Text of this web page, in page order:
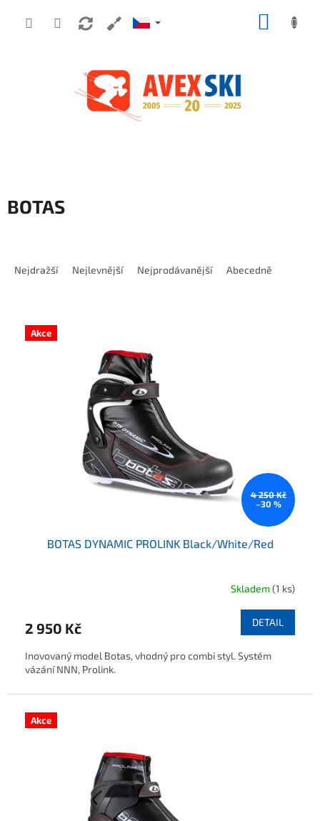
BOTAS
Nejdražší Nejlevnější Nejprodávanější Abecedně
Akce
4 250 Kč
–30 %
BOTAS DYNAMIC PROLINK Black/White/Red
Skladem(1 ks)
2 950 Kč DETAIL
Inovovaný model Botas, vhodný pro combi styl. Systém
vázání NNN, Prolink.
Akce